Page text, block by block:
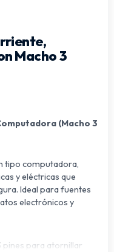
Macho 3
(Macho 3
tipo computadora,
y eléctricas que
Ideal para fuentes
electrónicos y
pines para atornillar